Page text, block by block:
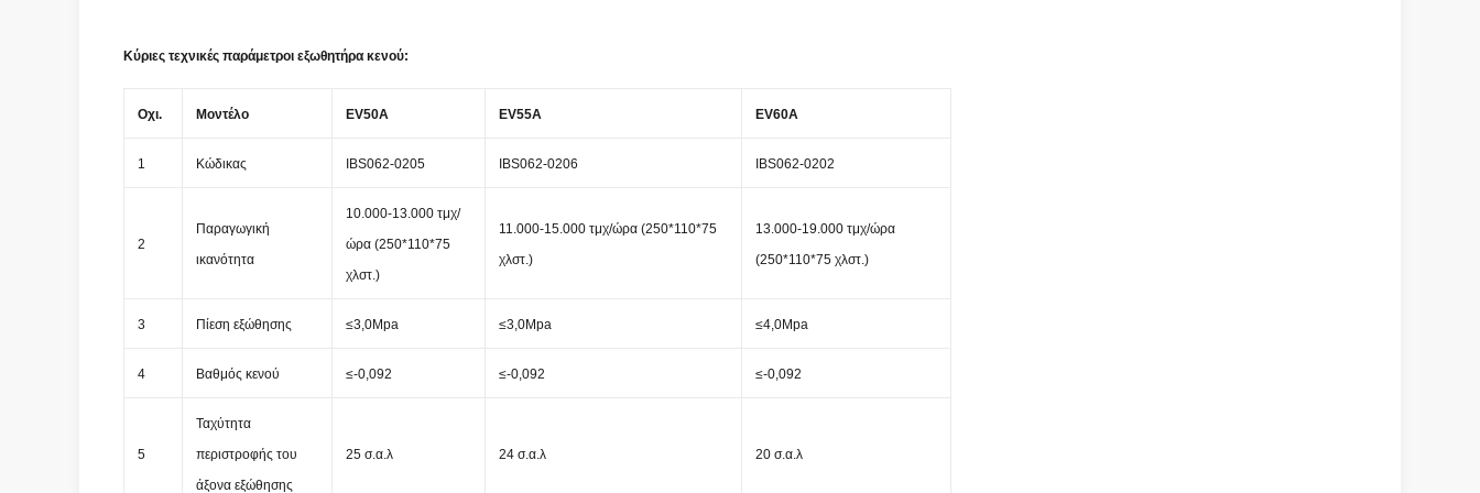
Κύριες τεχνικές παράμετροι εξωθητήρα κενού:
Οχι. Μοντέλο EV50A EV55A EV60A
1 Κώδικας IBS062-0205 IBS062-0206 IBS062-0202
2
Παραγωγική
ικανότητα
10.000-13.000 τμχ/
ώρα (250*110*75
χλστ.)
11.000-15.000 τμχ/ώρα (250*110*75
χλστ.)
13.000-19.000 τμχ/ώρα
(250*110*75 χλστ.)
3 Πίεση εξώθησης ≤3,0Mpa ≤3,0Mpa ≤4,0Mpa
4 Βαθμός κενού ≤-0,092 ≤-0,092 ≤-0,092
5
Ταχύτητα
περιστροφής του
άξονα εξώθησης
25 σ.α.λ 24 σ.α.λ 20 σ.α.λ